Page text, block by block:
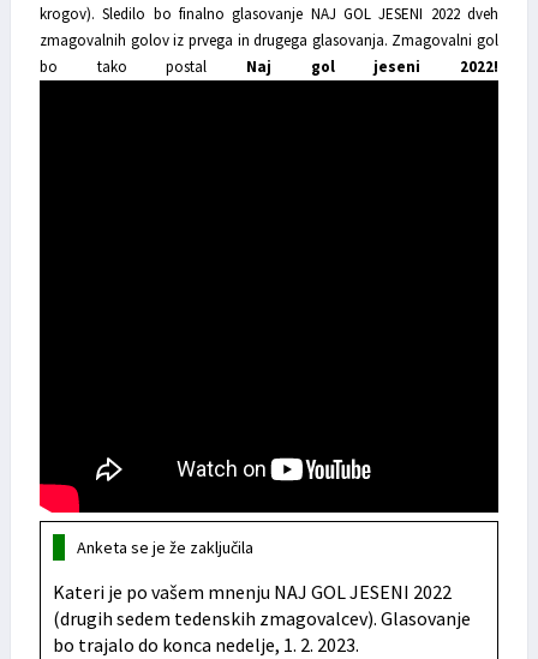
krogov). Sledilo bo finalno glasovanje NAJ GOL JESENI 2022 dveh
zmagovalnih golov iz prvega in drugega glasovanja. Zmagovalni gol
bo tako postal Naj gol jeseni 2022!
Anketa se je že zaključila
Kateri je po vašem mnenju NAJ GOL JESENI 2022
(drugih sedem tedenskih zmagovalcev). Glasovanje
bo trajalo do konca nedelje, 1. 2. 2023.